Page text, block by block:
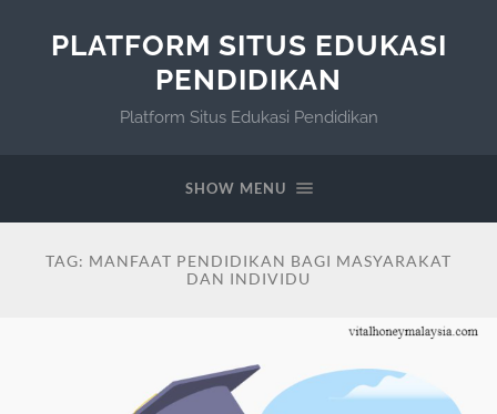
PLATFORM SITUS EDUKASI
PENDIDIKAN
Platform Situs Edukasi Pendidikan
SHOW MENU
TAG: MANFAAT PENDIDIKAN BAGI MASYARAKAT
DAN INDIVIDU